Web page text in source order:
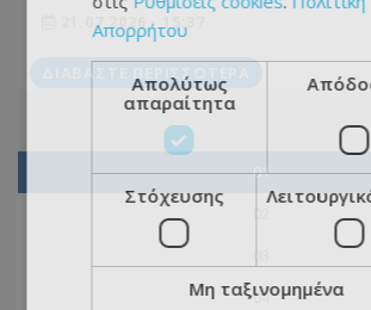
ρεκόρ που άντεξε από το
21.07.2026 - 15:37
ΔΙΑΒΆΣΤΕ ΠΕΡΙΣΣΌΤΕΡΑ
01
04
Απορρήτου
Απολύτως
απαραίτητα
Στόχευσης
Μη ταξινομημένα